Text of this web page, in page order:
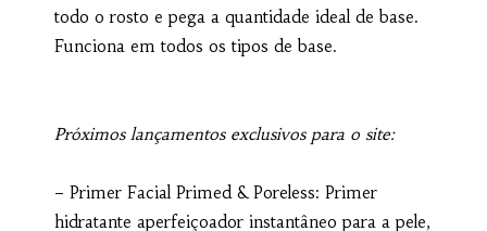
todo o rosto e pega a quantidade ideal de base.
Funciona em todos os tipos de base.
Próximos lançamentos exclusivos para o site:
– Primer Facial Primed & Poreless: Primer
hidratante aperfeiçoador instantâneo para a pele,